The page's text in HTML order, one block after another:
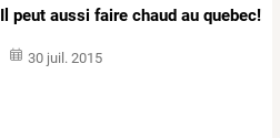
Il peut aussi faire chaud au quebec!
30 juil. 2015